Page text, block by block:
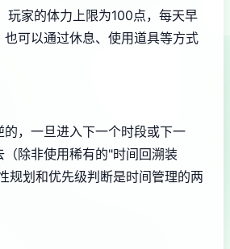
玩家的体力上限为100点，每天早
也可以通过休息、使用道具等方式
的，一旦进入下一个时段或下一
（除非使用稀有的"时间回溯装
规划和优先级判断是时间管理的两